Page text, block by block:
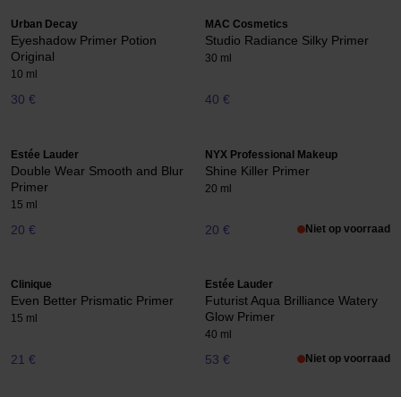
Urban Decay
Eyeshadow Primer Potion
Original
10 ml
30 €
MAC Cosmetics
Studio Radiance Silky Primer
30 ml
40 €
Estée Lauder
Double Wear Smooth and Blur
Primer
15 ml
20 €
NYX Professional Makeup
Shine Killer Primer
20 ml
20 € Niet op voorraad
Clinique
Even Better Prismatic Primer
15 ml
21 €
Estée Lauder
Futurist Aqua Brilliance Watery
Glow Primer
40 ml
53 € Niet op voorraad